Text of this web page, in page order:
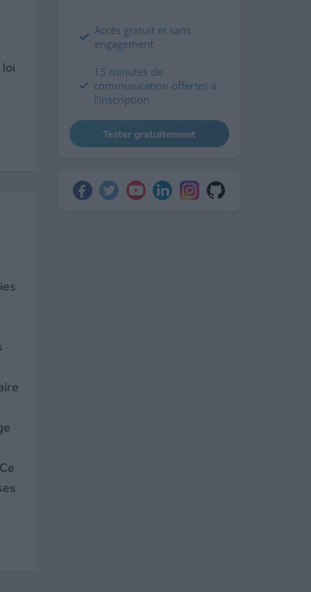
loi
Accès gratuit et sans
engagement
15 minutes de
communication offertes à
l’inscription
Tester gratuitement